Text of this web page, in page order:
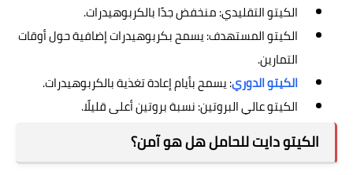
الكيتو التقليدي: منخفض جدًا بالكربوهيدرات.
الكيتو المستهدف: يسمح بكربوهيدرات إضافية حول أوقات
التمارين.
الكيتو الدوري: يسمح بأيام إعادة تغذية بالكربوهيدرات.
الكيتو عالي البروتين: نسبة بروتين أعلى قليلًا.
الكيتو دايت للحامل هل هو آمن؟